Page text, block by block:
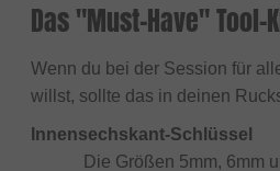
Das "Must-Have" Tool-
Wenn du bei der Session für
willst, sollte das in deinen
Innensechskant-Schlüssel
Die Größen 5mm, 6mm